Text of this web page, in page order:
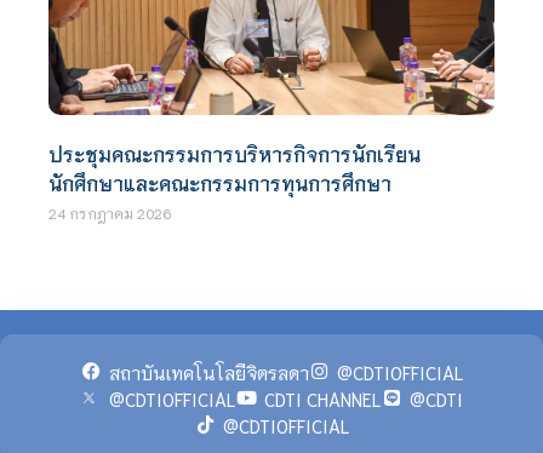
ประชุมคณะกรรมการบริหารกิจการนักเรียน
นักศึกษาและคณะกรรมการทุนการศึกษา
24 กรกฎาคม 2026
สถาบันเทคโนโลยีจิตรลดา
@CDTIOFFICIAL
@CDTIOFFICIAL
CDTI CHANNEL
@CDTI
@CDTIOFFICIAL